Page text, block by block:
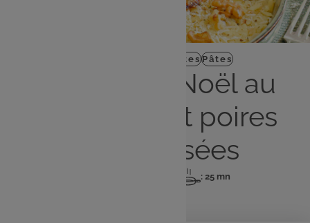
Recettes de fêtesPâtes
Orzotto de Noël au
parmesan et poires
caramélisées
Temps
: 25 mn